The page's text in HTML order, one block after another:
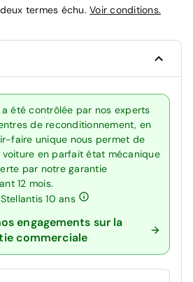
termes échu. Voir conditions.
été contrôlée par nos experts
de reconditionnement, en
faire unique nous permet de
en parfait état mécanique
par notre garantie
12 mois.
10 ans
engagements sur la
commerciale